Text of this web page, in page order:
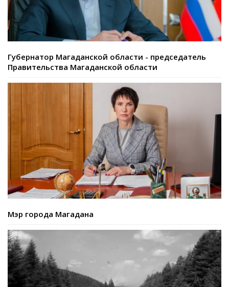
Губернатор Магаданской области - председатель
Правительства Магаданской области
Мэр города Магадана